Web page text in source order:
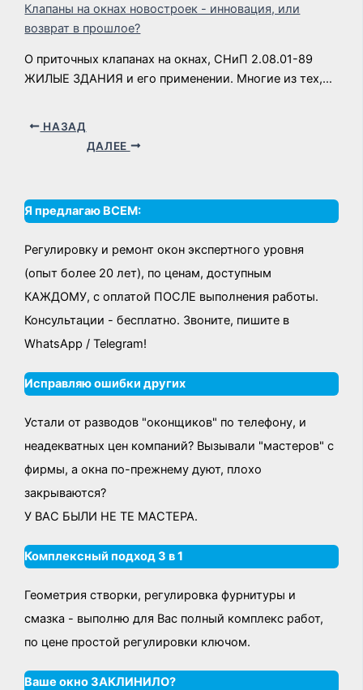
Клапаны на окнах новостроек - инновация, или
возврат в прошлое?
О приточных клапанах на окнах, СНиП 2.08.01-89
ЖИЛЫЕ ЗДАНИЯ и его применении. Многие из тех,…
НАЗАД
ДАЛЕЕ
Я предлагаю ВСЕМ:
Регулировку и ремонт окон экспертного уровня
(опыт более 20 лет), по ценам, доступным
КАЖДОМУ, с оплатой ПОСЛЕ выполнения работы.
Консультации - бесплатно. Звоните, пишите в
WhatsApp / Telegram!
Исправляю ошибки других
Устали от разводов "оконщиков" по телефону, и
неадекватных цен компаний? Вызывали "мастеров" с
фирмы, а окна по-прежнему дуют, плохо
закрываются?
У ВАС БЫЛИ НЕ ТЕ МАСТЕРА.
Комплексный подход 3 в 1
Геометрия створки, регулировка фурнитуры и
смазка - выполню для Вас полный комплекс работ,
по цене простой регулировки ключом.
Ваше окно ЗАКЛИНИЛО?